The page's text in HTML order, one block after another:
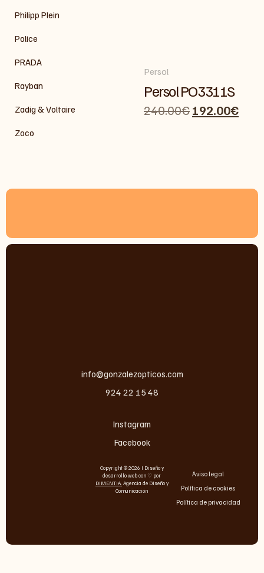
Philipp Plein
Police
PRADA
Rayban
Zadig & Voltaire
Zoco
Persol
Persol PO3311S
240.00€192.00€
info@gonzalezopticos.com
924 22 15 48
Instagram
Facebook
Copyright © 2026 I Diseño y
desarrollo web con ♡ por
DIMENTIA. Agencia de Diseño y
Comunicación
Aviso legal
Política de cookies
Política de privacidad